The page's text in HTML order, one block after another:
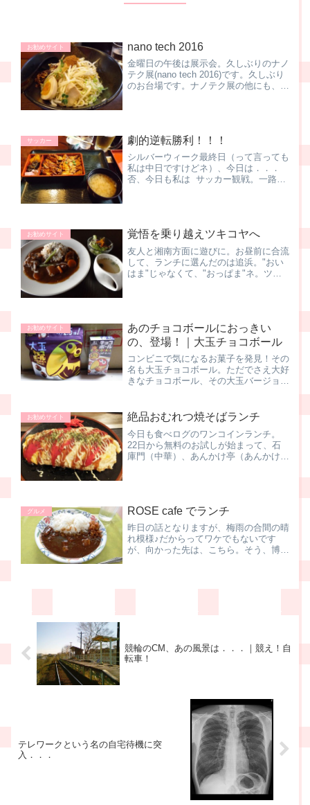
お勧めサイト nano tech 2016
金曜日の午後は展示会。久しぶりのナノ
テク展(nano tech 2016)です。久しぶり
のお台場です。ナノテク展の他にも、イ
サッカー 劇的逆転勝利！！！
シルバーウィーク最終日（って言っても
私は中日ですけどネ）、今日は．．．
否、今日も私は サッカー観戦。一路、
お勧めサイト 覚悟を乗り越えツキコヤへ
友人と湘南方面に遊びに。お昼前に合流
して、ランチに選んだのは追浜。"おい
はま"じゃなくて、"おっぱま"ネ。ツキ
お勧めサイト
あのチョコボールにおっきい
の、登場！｜大玉チョコボール
コンビニで気になるお菓子を発見！その
名も大玉チョコボール。ただでさえ大好
きなチョコボール、その大玉バージョン
っちゃいましたよ、大玉チョコボール。
普通のチョコボールと...
お勧めサイト 絶品おむれつ焼そばランチ
今日も食べログのワンコインランチ。
22日から無料のお試しが始まって、石
庫門（中華）、あんかけ亭（あんかけス
グルメ ROSE cafe でランチ
昨日の話となりますが、梅雨の合間の晴
れ模様♪だからってワケでもないです
が、向かった先は、こちら。そう、博物
競輪のCM、あの風景は．．．｜競え！自
転車！
テレワークという名の自宅待機に突
入．．．